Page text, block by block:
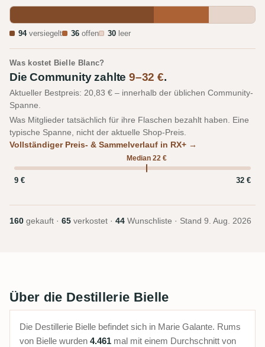
94versiegelt 36 offen 30 leer
Was kostet Bielle Blanc?
Die Community zahlte9–32 €.
Aktueller Bestpreis: 20,83 € – innerhalb der üblichen Community-
Spanne.
Was Mitglieder tatsächlich für ihre Flaschen bezahlt haben. Eine
typische Spanne, nicht der aktuelle Shop-Preis.
Vollständiger Preis- & Sammelverlauf in RX+ →
Median 22 €
9 € 32 €
160 gekauft · 65 verkostet · 44 Wunschliste · Stand 9. Aug. 2026
Über die Destillerie Bielle
Die Destillerie Bielle befindet sich in Marie Galante. Rums
von Bielle wurden 4.461 mal mit einem Durchschnitt von